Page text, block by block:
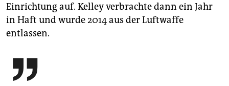
Einrichtung auf. Kelley verbrachte dann ein Jahr
in Haft und wurde 2014 aus der Luftwaffe
entlassen.
